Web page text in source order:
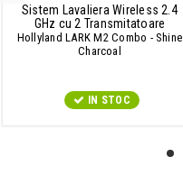
Sistem Lavaliera Wireless 2.4
GHz cu 2 Transmitatoare
Hollyland LARK M2 Combo - Shine
Charcoal
IN STOC